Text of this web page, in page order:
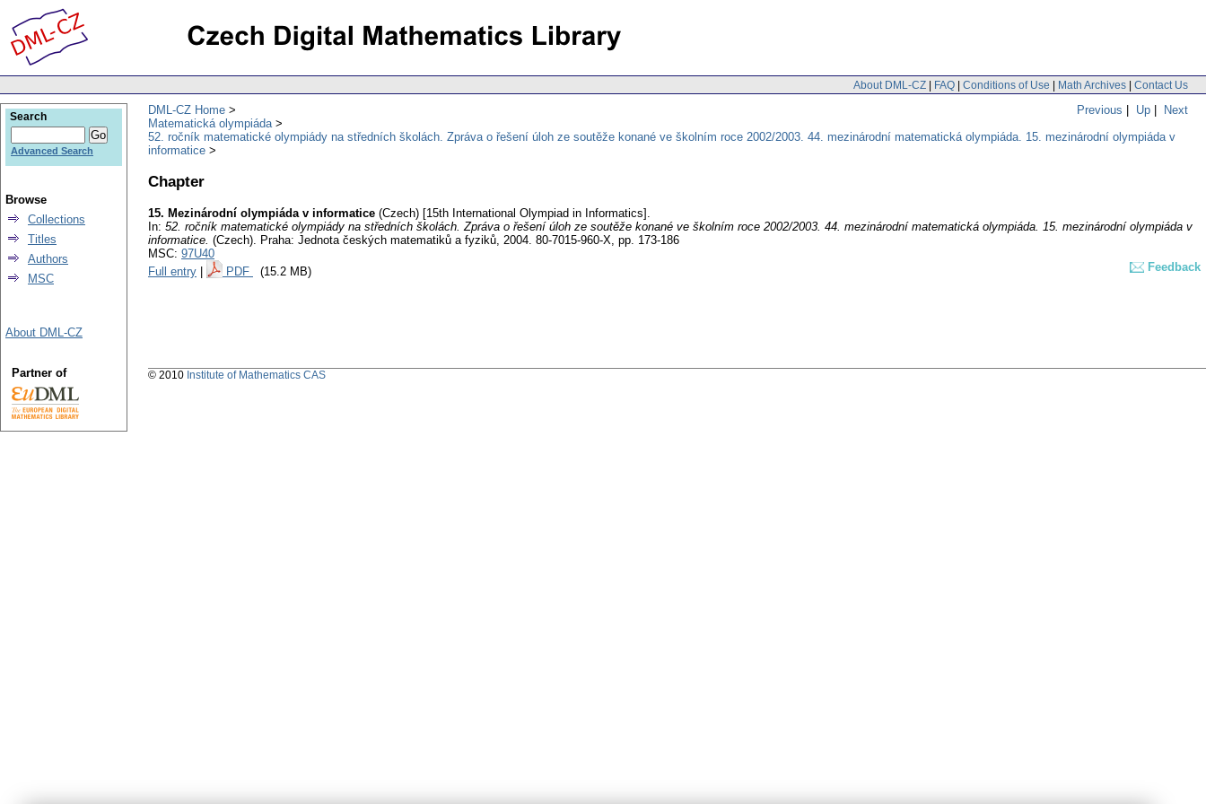
About DML-CZ | FAQ | Conditions of Use | Math Archives | Contact Us
Previous | Up | Next
DML-CZ Home
Matematická olympiáda
52. ročník matematické olympiády na středních školách. Zpráva o řešení úloh ze soutěže konané ve školním roce 2002/2003. 44. mezinárodní matematická olympiáda. 15. mezinárodní olympiáda v
informatice
Chapter
15. Mezinárodní olympiáda v informatice (Czech) [15th International Olympiad in Informatics].
In: 52. ročník matematické olympiády na středních školách. Zpráva o řešení úloh ze soutěže konané ve školním roce 2002/2003. 44. mezinárodní matematická olympiáda. 15. mezinárodní olympiáda v
informatice. (Czech). Praha: Jednota českých matematiků a fyziků, 2004. 80-7015-960-X, pp. 173-186
MSC: 97U40
Full entry
PDF (15.2 MB) Feedback
Search
Advanced Search
Browse
Collections
Titles
Authors
MSC
About DML-CZ
Partner of © 2010 Institute of Mathematics CAS